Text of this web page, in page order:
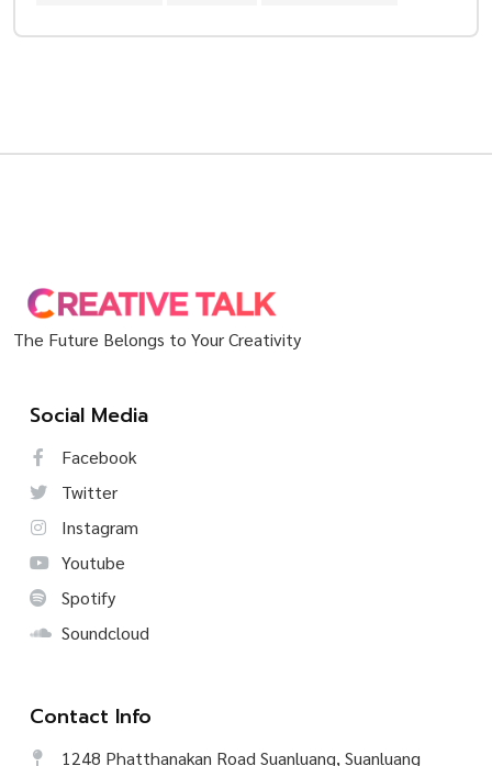
The Future Belongs to Your Creativity
Social Media
Facebook
Twitter
Instagram
Youtube
Spotify
Soundcloud
Contact Info
1248 Phatthanakan Road Suanluang, Suanluang